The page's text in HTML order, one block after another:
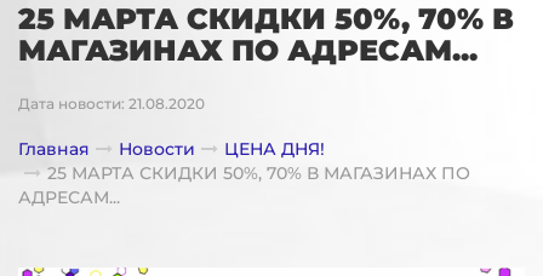
25 МАРТА СКИДКИ 50%, 70% В
МАГАЗИНАХ ПО АДРЕСАМ...
Дата новости: 21.08.2020
Главная Новости
ЦЕНА ДНЯ!
25 МАРТА СКИДКИ 50%, 70% В МАГАЗИНАХ ПО
АДРЕСАМ...